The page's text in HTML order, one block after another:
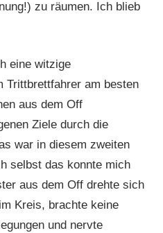
zu räumen. Ich blieb
eine witzige
Trittbrettfahrer am besten
aus dem Off
Ziele durch die
war in diesem zweiten
selbst das konnte mich
aus dem Off drehte sich
Kreis, brachte keine
und nervte